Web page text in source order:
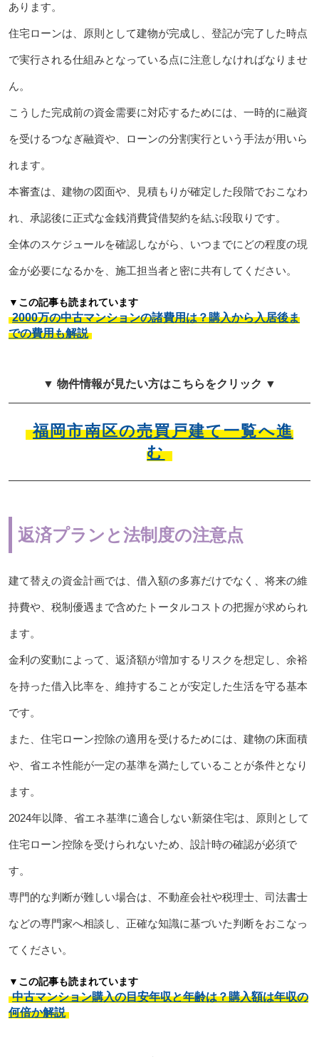
あります。
住宅ローンは、原則として建物が完成し、登記が完了した時点
で実行される仕組みとなっている点に注意しなければなりませ
ん。
こうした完成前の資金需要に対応するためには、一時的に融資
を受けるつなぎ融資や、ローンの分割実行という手法が用いら
れます。
本審査は、建物の図面や、見積もりが確定した段階でおこなわ
れ、承認後に正式な金銭消費貸借契約を結ぶ段取りです。
全体のスケジュールを確認しながら、いつまでにどの程度の現
金が必要になるかを、施工担当者と密に共有してください。
▼この記事も読まれています
2000万の中古マンションの諸費用は？購入から入居後ま
での費用も解説
▼ 物件情報が見たい方はこちらをクリック ▼
福岡市南区の売買戸建て一覧へ進
む
返済プランと法制度の注意点
建て替えの資金計画では、借入額の多寡だけでなく、将来の維
持費や、税制優遇まで含めたトータルコストの把握が求められ
ます。
金利の変動によって、返済額が増加するリスクを想定し、余裕
を持った借入比率を、維持することが安定した生活を守る基本
です。
また、住宅ローン控除の適用を受けるためには、建物の床面積
や、省エネ性能が一定の基準を満たしていることが条件となり
ます。
2024年以降、省エネ基準に適合しない新築住宅は、原則として
住宅ローン控除を受けられないため、設計時の確認が必須で
す。
専門的な判断が難しい場合は、不動産会社や税理士、司法書士
などの専門家へ相談し、正確な知識に基づいた判断をおこなっ
てください。
▼この記事も読まれています
中古マンション購入の目安年収と年齢は？購入額は年収の
何倍か解説